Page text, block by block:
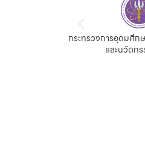
กระทรวงการอุดมศึก
และนวัตก